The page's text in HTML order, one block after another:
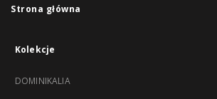
Strona główna
Kolekcje
DOMINIKALIA